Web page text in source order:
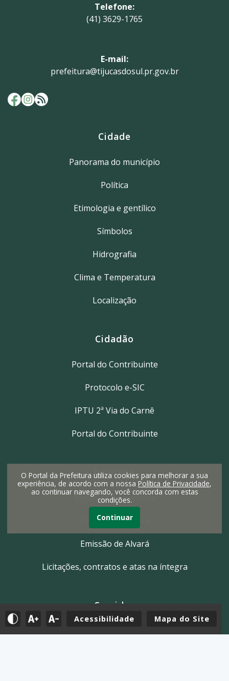
Acessibilidade Mapa do Site
Telefone:
(41) 3629-1765
E-mail:
prefeitura@tijucasdosul.pr.gov.br
Cidade
Panorama do município
Política
Etimologia e gentílico
Símbolos
Hidrografia
Clima e Temperatura
Localização
Cidadão
Portal do Contribuinte
Protocolo e-SIC
IPTU 2ª Via do Carnê
Portal do Contribuinte
Empresa
Nota Fiscal Eletrônica
Certidão Negativa
Emissão de Alvará
Licitações, contratos e atas na íntegra
Servidor
O Portal da Prefeitura utiliza cookies para melhorar a sua
experiência, de acordo com a nossa Política de Privacidade,
ao continuar navegando, você concorda com estas
condições.
Continuar